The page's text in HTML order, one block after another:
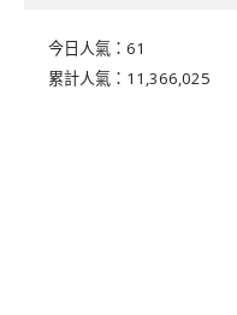
今日人氣： 61
累計人氣： 11,366,025